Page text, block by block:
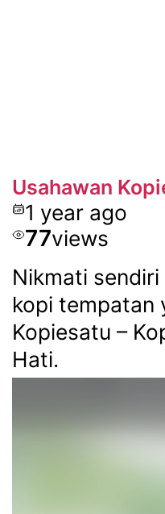
Usahawan
1 year ago
77views
Nikmati
kopi tempatan
Kopiesatu –
Hati.